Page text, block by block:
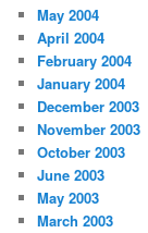
May 2004
April 2004
February 2004
January 2004
December 2003
November 2003
October 2003
June 2003
May 2003
March 2003